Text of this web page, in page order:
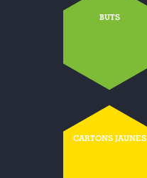
BUTS
CARTONS JAUNES